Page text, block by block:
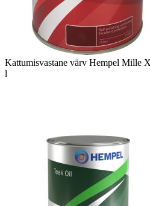
Kattumisvastane värv Hempel Mille
l